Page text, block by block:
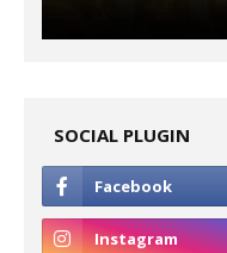
SOCIAL PLUGIN